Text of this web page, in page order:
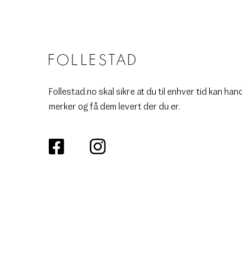
Follestad.no skal sikre at du til enhver tid kan
merker og få dem levert der du er.